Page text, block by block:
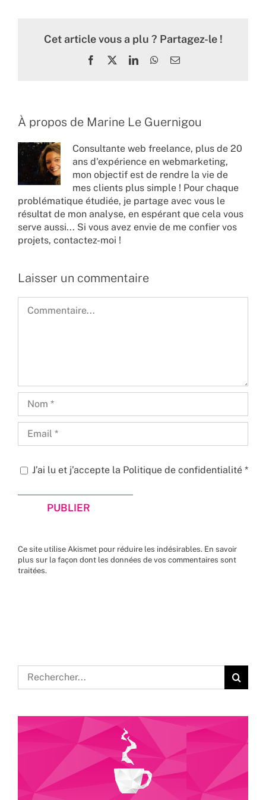
Cet article vous a plu ? Partagez-le !
Facebook LinkedInWhatsApp
Email
À propos de Marine Le Guernigou
Consultante web freelance, plus de 20
ans d'expérience en webmarketing,
mon objectif est de rendre la vie de
mes clients plus simple ! Pour chaque
problématique étudiée, je partage avec vous le
résultat de mon analyse, en espérant que cela vous
serve aussi... Si vous avez envie de me confier vos
projets, contactez-moi !
Laisser un commentaire
J’ai lu et j’accepte la Politique de confidentialité *
Ce site utilise Akismet pour réduire les indésirables. En savoir
plus sur la façon dont les données de vos commentaires sont
traitées.
Rechercher: